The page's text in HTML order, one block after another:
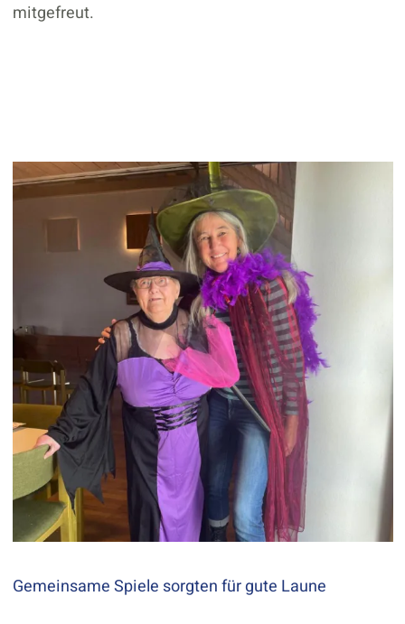
mitgefreut.
Gemeinsame Spiele sorgten für gute Laune